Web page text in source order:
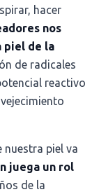
hacer
nos
piel de la
de radicales
reactivo
piel va
juega un rol
de la